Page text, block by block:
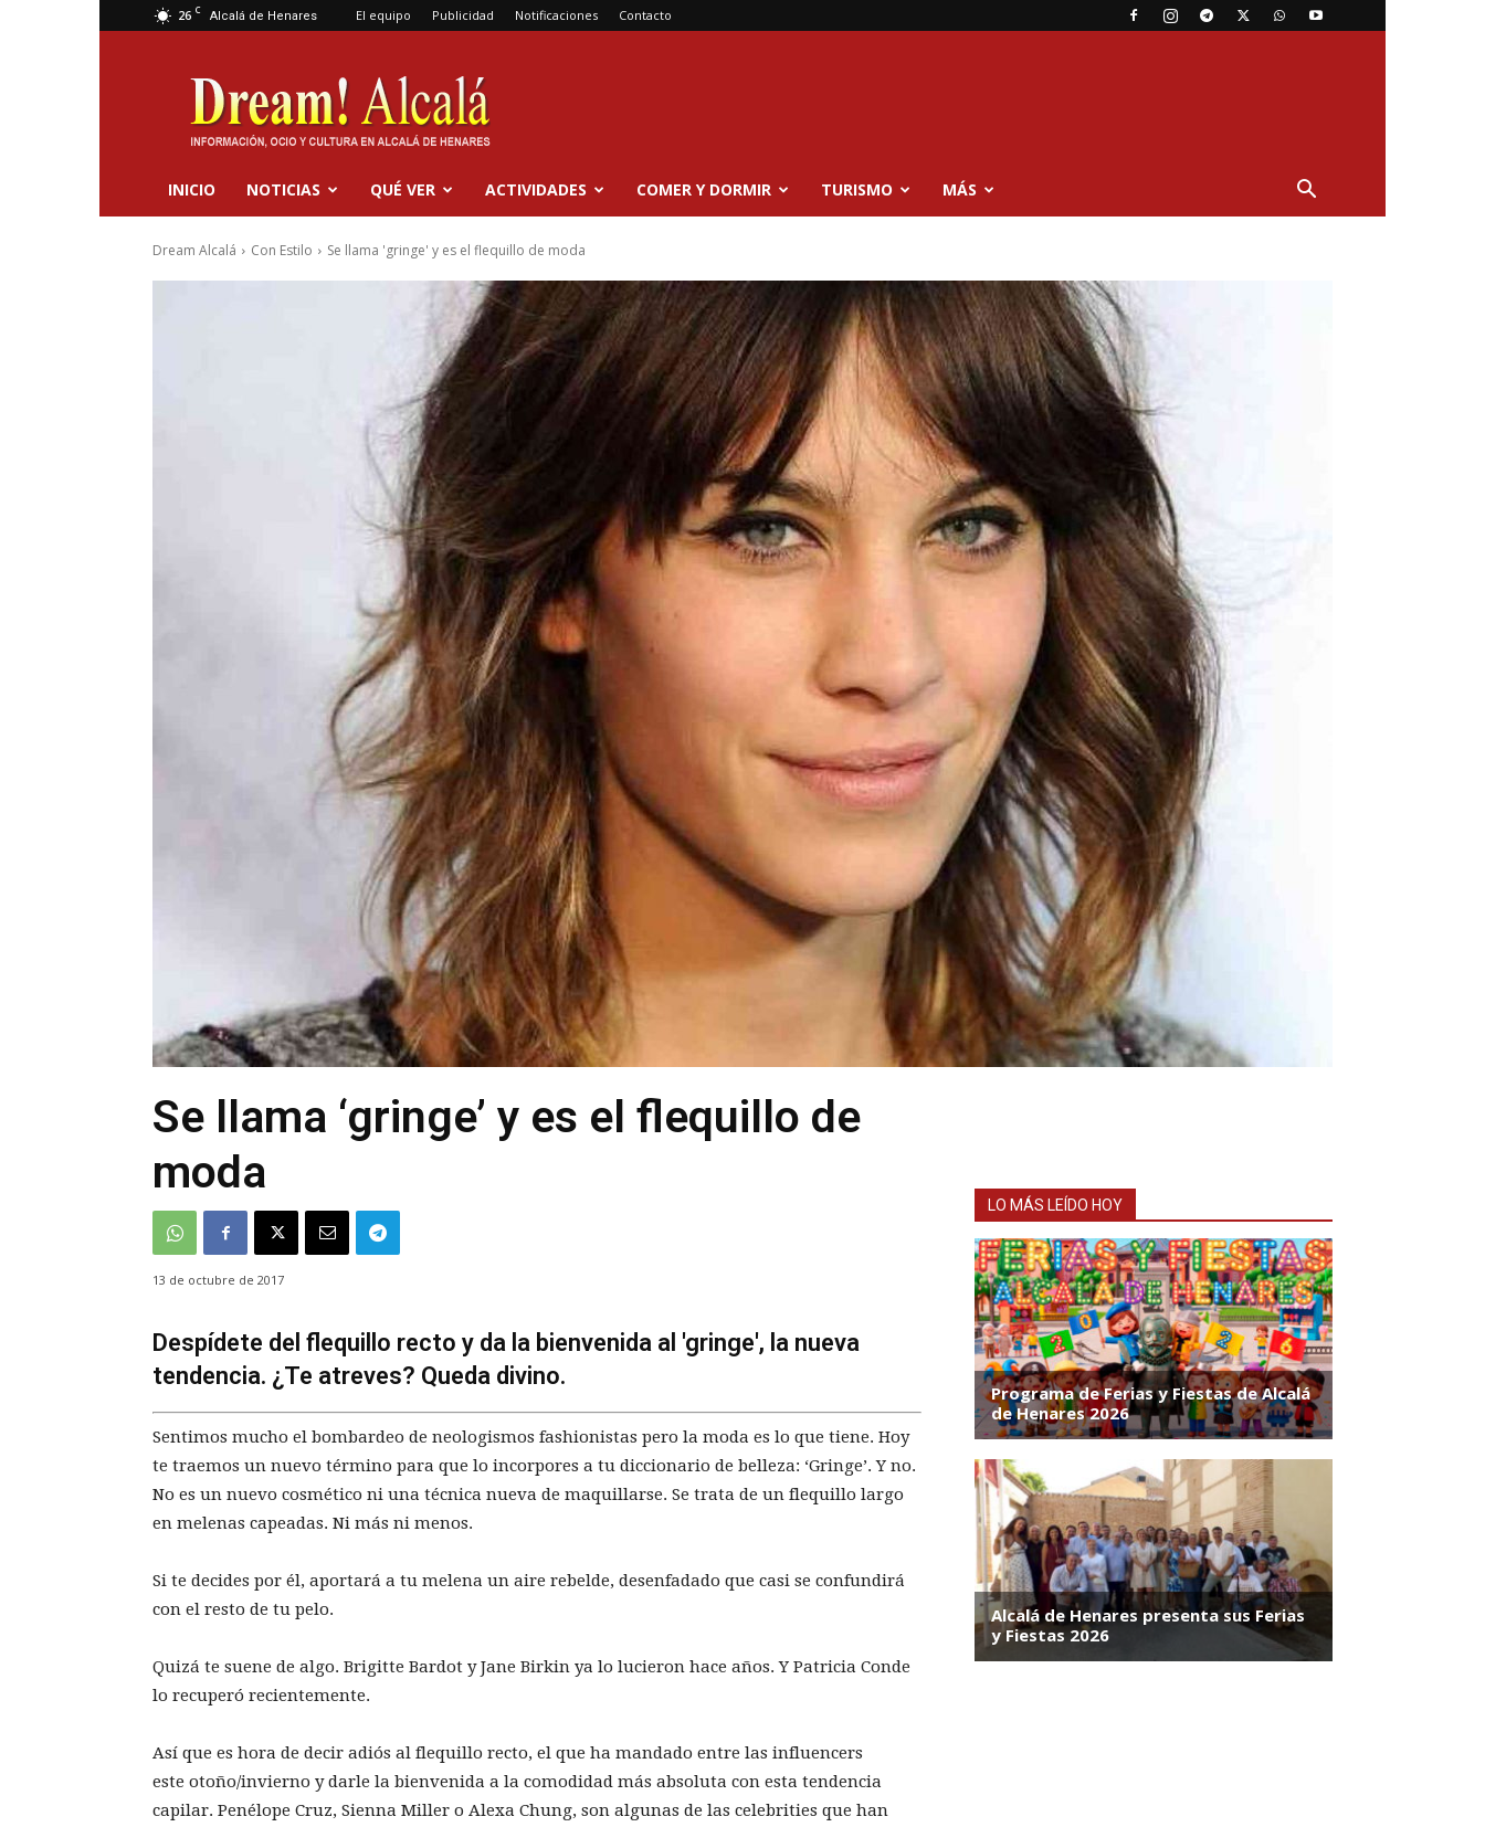
26 C Alcalá de Henares El equipo Publicidad Notificaciones Contacto
Dream
Alcalá
INICIO NOTICIAS QUÉ VER ACTIVIDADES COMER Y DORMIR TURISMO MÁS
Dream Alcalá Con Estilo Se llama 'gringe' y es el flequillo de moda
Se llama ‘gringe’ y es el flequillo de
moda
13 de octubre de 2017
Despídete del flequillo recto y da la bienvenida al 'gringe', la nueva
tendencia. ¿Te atreves? Queda divino.
Sentimos mucho el bombardeo de neologismos fashionistas pero la moda es lo que tiene. Hoy
te traemos un nuevo término para que lo incorpores a tu diccionario de belleza: ‘Gringe’. Y no.
No es un nuevo cosmético ni una técnica nueva de maquillarse. Se trata de un flequillo largo
en melenas capeadas. Ni más ni menos.
Si te decides por él, aportará a tu melena un aire rebelde, desenfadado que casi se confundirá
con el resto de tu pelo.
Quizá te suene de algo. Brigitte Bardot y Jane Birkin ya lo lucieron hace años. Y Patricia Conde
lo recuperó recientemente.
Así que es hora de decir adiós al flequillo recto, el que ha mandado entre las influencers
este otoño/invierno y darle la bienvenida a la comodidad más absoluta con esta tendencia
capilar. Penélope Cruz, Sienna Miller o Alexa Chung, son algunas de las celebrities que han
LO MÁS LEÍDO HOY